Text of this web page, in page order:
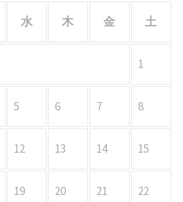
水 木 金 土
1
5 6 7 8
12 13 14 15
19 20 21 22